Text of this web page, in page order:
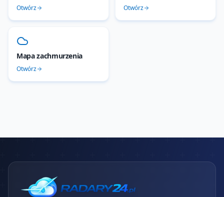
Otwórz Otwórz
Mapa zachmurzenia
Otwórz